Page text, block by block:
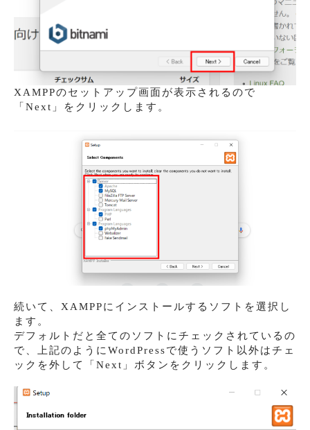
XAMPPのセットアップ画面が表示されるので
「Next」をクリックします。
続いて、XAMPPにインストールするソフトを選択し
ます。
デフォルトだと全てのソフトにチェックされているの
で、上記のようにWordPressで使うソフト以外はチェ
ックを外して「Next」ボタンをクリックします。